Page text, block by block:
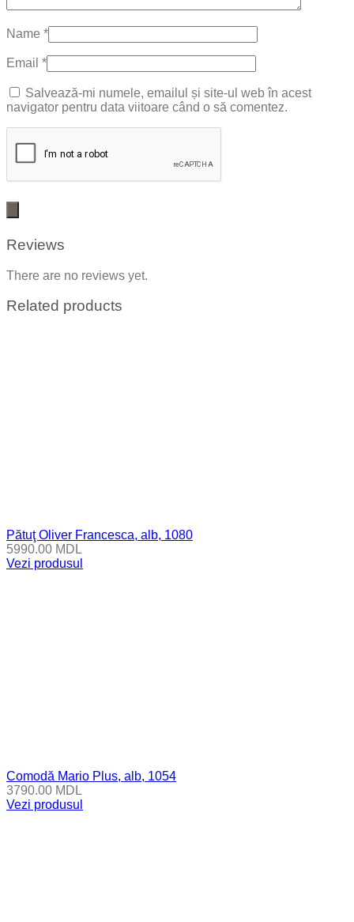
Name *
Email *
Salvează-mi numele, emailul și site-ul web în acest
navigator pentru data viitoare când o să comentez.
Reviews
There are no reviews yet.
Related products
Pătuţ Oliver Francesca, alb, 1080
5990.00 MDL
Vezi produsul
Comodă Mario Plus, alb, 1054
3790.00 MDL
Vezi produsul